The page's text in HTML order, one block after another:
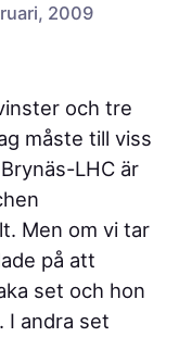
2009
och tre
måste till viss
LHC är
Men om vi tar
på att
set och hon
I andra set